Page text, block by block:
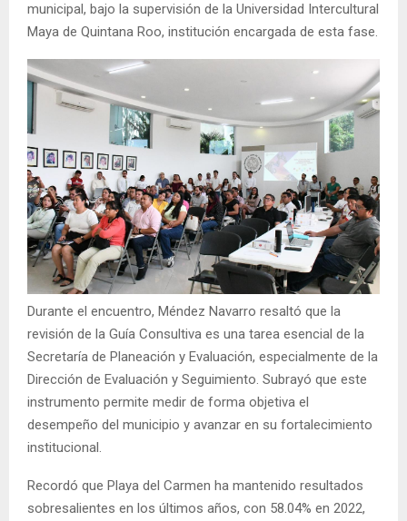
municipal, bajo la supervisión de la Universidad Intercultural
Maya de Quintana Roo, institución encargada de esta fase.
Durante el encuentro, Méndez Navarro resaltó que la
revisión de la Guía Consultiva es una tarea esencial de la
Secretaría de Planeación y Evaluación, especialmente de la
Dirección de Evaluación y Seguimiento. Subrayó que este
instrumento permite medir de forma objetiva el
desempeño del municipio y avanzar en su fortalecimiento
institucional.
Recordó que Playa del Carmen ha mantenido resultados
sobresalientes en los últimos años, con 58.04% en 2022,